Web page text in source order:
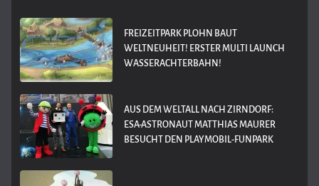
FREIZEITPARK PLOHN BAUT
WELTNEUHEIT! ERSTER MULTI LAUNCH
WASSERACHTERBAHN!
AUS DEM WELTALL NACH ZIRNDORF:
ESA-ASTRONAUT MATTHIAS MAURER
BESUCHT DEN PLAYMOBIL-FUNPARK